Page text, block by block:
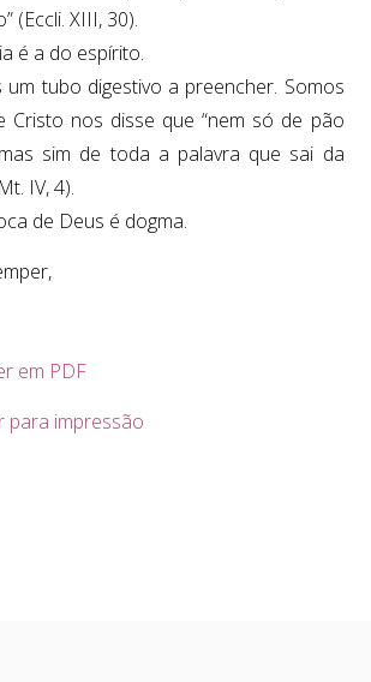
(Eccli. XIII, 30).
é a do espírito.
tubo digestivo a preencher. Somos
Cristo nos disse que “nem só de pão
sim de toda a palavra que sai da
IV, 4).
de Deus é dogma.
em PDF
para impressão